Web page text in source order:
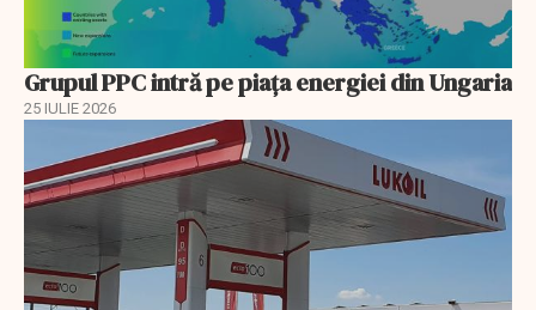
Grupul PPC intră pe piața energiei din Ungaria
25 IULIE 2026